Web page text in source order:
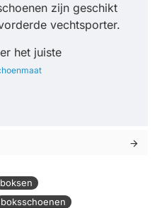
zijn geschikt
vechtsporter.
het juiste
boksen
boksschoenen